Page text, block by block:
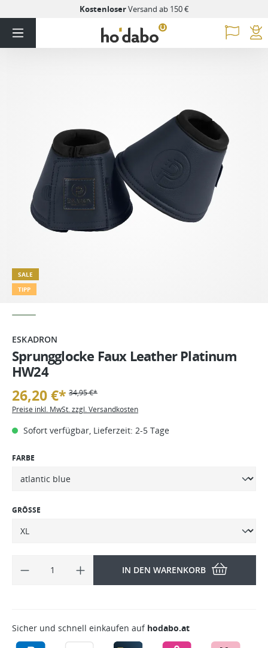
KostenloserVersand ab 150 €
SALE
TIPP
ESKADRON
Sprungglocke Faux Leather Platinum
HW24
26,20 €* 34,95 €*
Preise inkl. MwSt. zzgl. Versandkosten
Sofort verfügbar, Lieferzeit: 2-5 Tage
FARBE
GRÖSSE
IN DEN WARENKORB
Sicher und schnell einkaufen auf hodabo.at